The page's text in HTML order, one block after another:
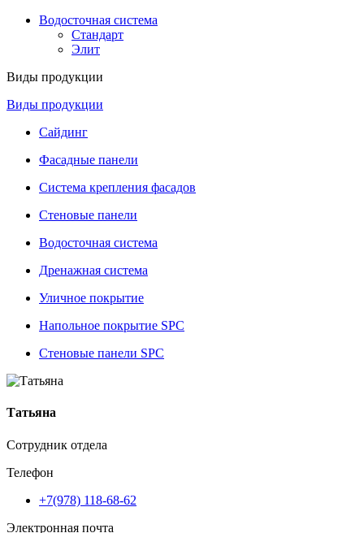
Водосточная система
Стандарт
Элит
Виды продукции
Виды продукции
Сайдинг
Фасадные панели
Система крепления фасадов
Стеновые панели
Водосточная система
Дренажная система
Уличное покрытие
Напольное покрытие SPC
Стеновые панели SPC
Татьяна
Сотрудник отдела
Телефон
+7(978) 118-68-62
Электронная почта